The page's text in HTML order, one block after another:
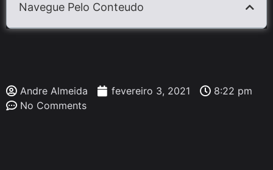
Navegue Pelo Conteudo
Andre Almeida fevereiro 3, 2021
8:22 pm
No Comments